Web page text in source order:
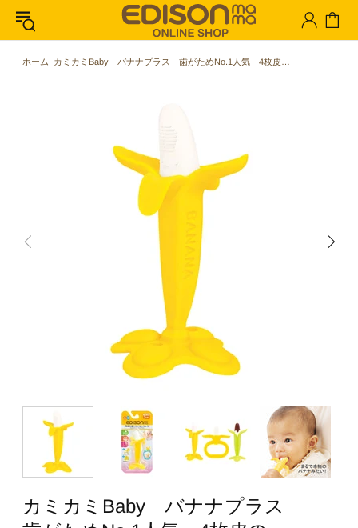
ホーム カミカミBaby バナナプラス 歯がためNo.1人気 4枚皮のバナナの歯がため
カミカミBaby バナナプラス